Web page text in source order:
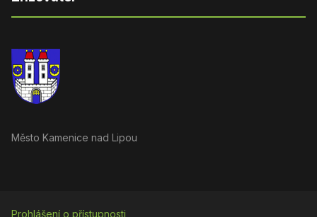
Město Kamenice nad Lipou
Prohlášení o přístupnosti